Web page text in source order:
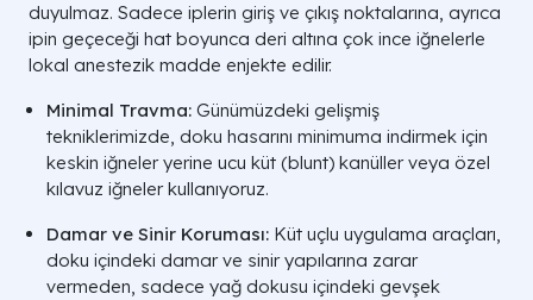
duyulmaz. Sadece iplerin giriş ve çıkış noktalarına, ayrıca
ipin geçeceği hat boyunca deri altına çok ince iğnelerle
lokal anestezik madde enjekte edilir.
Minimal Travma: Günümüzdeki gelişmiş
tekniklerimizde, doku hasarını minimuma indirmek için
keskin iğneler yerine ucu küt (blunt) kanüller veya özel
kılavuz iğneler kullanıyoruz.
Damar ve Sinir Koruması: Küt uçlu uygulama araçları,
doku içindeki damar ve sinir yapılarına zarar
vermeden, sadece yağ dokusu içindeki gevşek